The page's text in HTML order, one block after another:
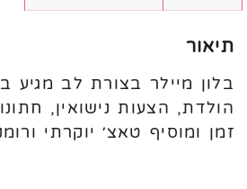
תיאור
הולדת, הצעות נישואין,
זמן ומוסיף טאצ׳ יוקרתי